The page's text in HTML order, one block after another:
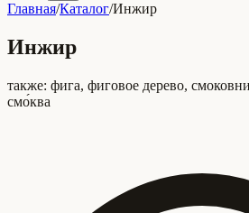
Главная/Каталог/Инжир
Инжир
также: фига, фиговое дерево,
смо́ква